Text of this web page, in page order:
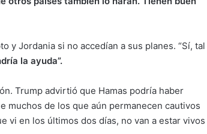
y Jordania si no accedían a sus planes. “Sí, tal
la ayuda”.
Trump advirtió que Hamas podría haber
muchos de los que aún permanecen cautivos
vi en los últimos dos días, no van a estar vivos